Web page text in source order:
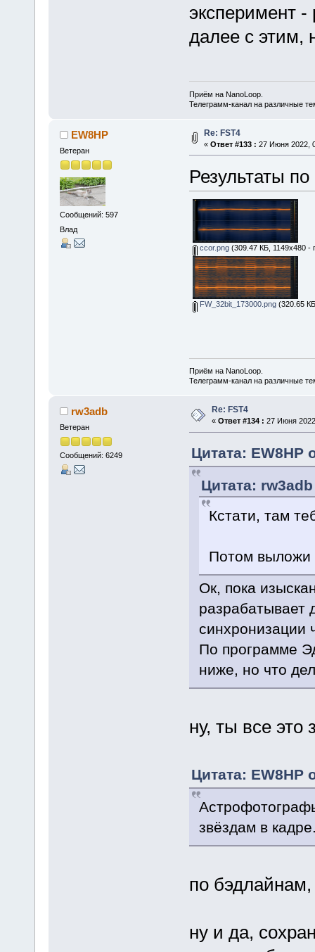
эксперимент -
далее с этим,
Приём на NanoLoop.
Телеграмм-канал на различные
EW8HP
Ветеран
Сообщений: 597
Влад
Re: FST4
« Ответ #133 : 27 Июня 2022,
Результаты
ccor.png(309.47 КБ, 1149x480 -
FW_32bit_173000.png(320.65
Приём на NanoLoop.
Телеграмм-канал на различные
rw3adb
Ветеран
Сообщений: 6249
Re: FST4
« Ответ #134 : 27 Июня
Цитата: EW8HP
Цитата:
Кстати, там
Потом выложи
Ок, пока
разрабатывает
синхронизации
По программе
ниже, но что
ну, ты все это
Цитата: EW8HP
звёздам в
по
ну и да,